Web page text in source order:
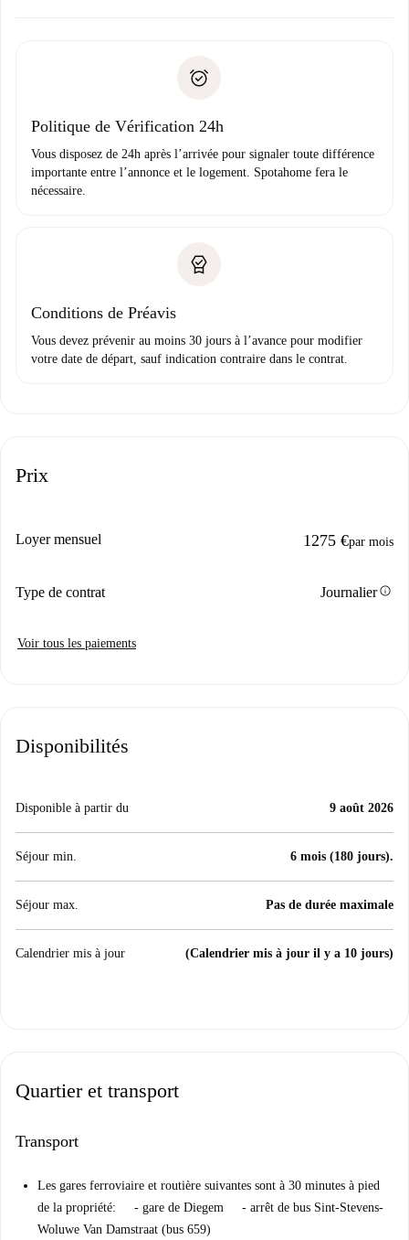
Justificatif de solvabilité
uniquement si aucun problème n'est signalé.
Politique de Vérification 24h
Vous disposez de 24h après l’arrivée pour signaler toute différence
importante entre l’annonce et le logement. Spotahome fera le
nécessaire.
Conditions de Préavis
Vous devez prévenir au moins 30 jours à l’avance pour modifier
votre date de départ, sauf indication contraire dans le contrat.
Prix
Loyer mensuel 1275 €par mois
Type de contrat Journalierinfo
Voir tous les paiements
Disponibilités
Disponible à partir du 9 août 2026
Séjour min. 6 mois (180 jours).
Séjour max. Pas de durée maximale
Calendrier mis à jour (Calendrier mis à jour il y a 10 jours)
Quartier et transport
Transport
Les gares ferroviaire et routière suivantes sont à 30 minutes à pied
de la propriété: - gare de Diegem - arrêt de bus Sint-Stevens-
Woluwe Van Damstraat (bus 659)